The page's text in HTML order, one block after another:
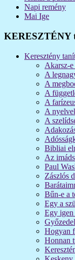
Napi remény
Mai Ige
KERESZTÉNY
Keresztény
Akarsz-
A
A
A
A
A
A
Bibliai
Az
Paul
Zászlós
Bűn-e a
Egy a
Egy igen
Hogyan
Honnan